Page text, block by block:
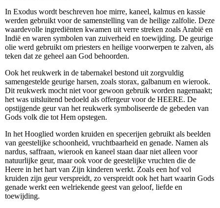
In Exodus wordt beschreven hoe mirre, kaneel, kalmus en kassie
werden gebruikt voor de samenstelling van de heilige zalfolie. Deze
waardevolle ingrediënten kwamen uit verre streken zoals Arabië en
Indië en waren symbolen van zuiverheid en toewijding. De geurige
olie werd gebruikt om priesters en heilige voorwerpen te zalven, als
teken dat ze geheel aan God behoorden.
Ook het reukwerk in de tabernakel bestond uit zorgvuldig
samengestelde geurige harsen, zoals storax, galbanum en wierook.
Dit reukwerk mocht niet voor gewoon gebruik worden nagemaakt;
het was uitsluitend bedoeld als offergeur voor de HEERE. De
opstijgende geur van het reukwerk symboliseerde de gebeden van
Gods volk die tot Hem opstegen.
In het Hooglied worden kruiden en specerijen gebruikt als beelden
van geestelijke schoonheid, vruchtbaarheid en genade. Namen als
nardus, saffraan, wierook en kaneel staan daar niet alleen voor
natuurlijke geur, maar ook voor de geestelijke vruchten die de
Heere in het hart van Zijn kinderen werkt. Zoals een hof vol
kruiden zijn geur verspreidt, zo verspreidt ook het hart waarin Gods
genade werkt een welriekende geest van geloof, liefde en
toewijding.